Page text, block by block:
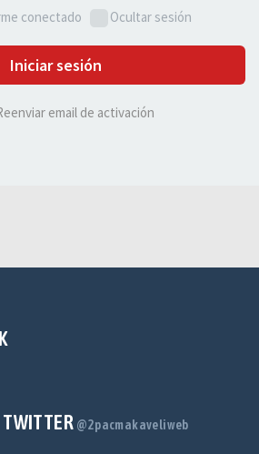
conectado Ocultar sesión
Iniciar sesión
email de activación
@2pacmakaveliweb